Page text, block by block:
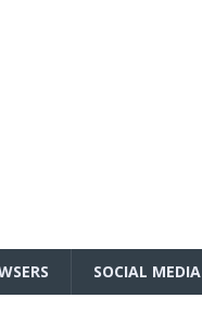
SOCIAL MEDIA